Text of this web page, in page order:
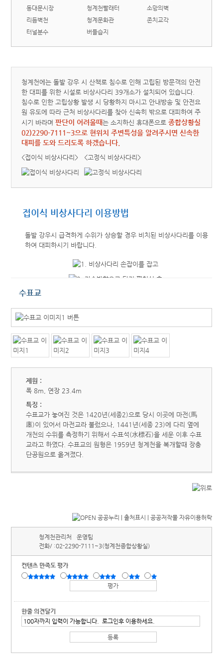
동대문시장
청계천빨래터
소망의벽
리듬벽천
청계문화관
존치교각
터널분수
버들습지
청계천에는 돌발 강우 시 산책로 침수로 인해 고립된 방문객의 안전
한 대피를 위한 시설로 비상사다리 39개소가 설치되어 있습니다.
침수로 인한 고립상황 발생 시 당황하지 마시고 안내방송 및 안전요
원 유도에 따라 근처 비상사다리를 찾아 신속히 밖으로 대피하여 주
시기 바라며판단이 어려울때는 소지하신 휴대폰으로종합상황실
02)2290-7111~3으로 현위치 주변특성을 알려주시면 신속한
대피를 도와 드리도록 하겠습니다.
<접이식 비상사다리> <고정식 비상사다리>
접이식 비상사다리 이용방법
돌발 강우시 급격하게 수위가 상승할 경우 비치된 비상사다리를 이용
하여 대피하시기 바랍니다.
수표교
제원 :
폭 8m, 연장 23.4m
특징 :
수표교가 놓여진 것은 1420년(세종2)으로 당시 이곳에 마전(馬
廛)이 있어서 마전교라 불렀으나, 1441년(세종 23)에 다리 옆에
개천의 수위를 측정하기 위해서 수표석(水標石)을 세운 이후 수표
교라고 하였다. 수표교의 원형은 1959년 청계천을 복개할때 장충
단공원으로 옮겨졌다.
청계천관리처
운영팀
전화/ :02-2290-7111~3(청계천종합상황실)
컨텐츠 만족도 평가
한줄 의견달기